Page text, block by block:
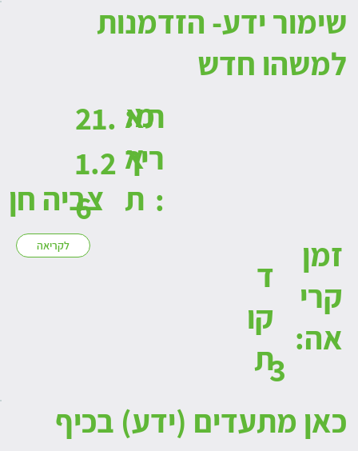
צביה חן
לקריאה
21.
1.2
6
שימור ידע- הזדמנות
למשהו חדש
תא
ריך
:
:מ
א
ת
זמן
קרי
אה:
3
ד
קו
ת
כאן מתעדים (ידע) בכיף